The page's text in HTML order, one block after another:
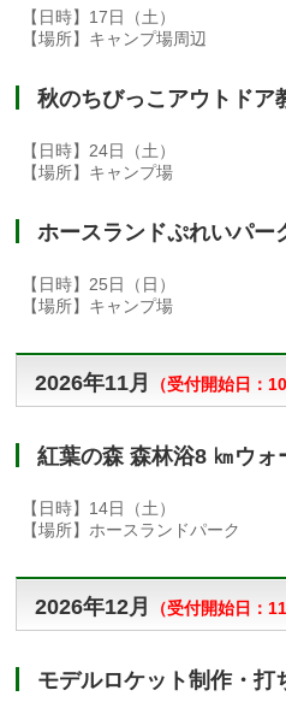
【日時】17日（土）
【場所】キャンプ場周辺
秋のちびっこアウトドア
【日時】24日（土）
【場所】キャンプ場
ホースランドぷれいパ
【日時】25日（日）
【場所】キャンプ場
2026年11月 （受付開始日：10
紅葉の森 森林浴8 ㎞ウォ
【日時】14日（土）
【場所】ホースランドパーク
2026年12月 （受付開始日：11
モデルロケット制作・打